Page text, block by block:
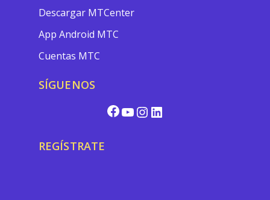
Descargar MTCenter
App Android MTC
Cuentas MTC
SÍGUENOS
REGÍSTRATE